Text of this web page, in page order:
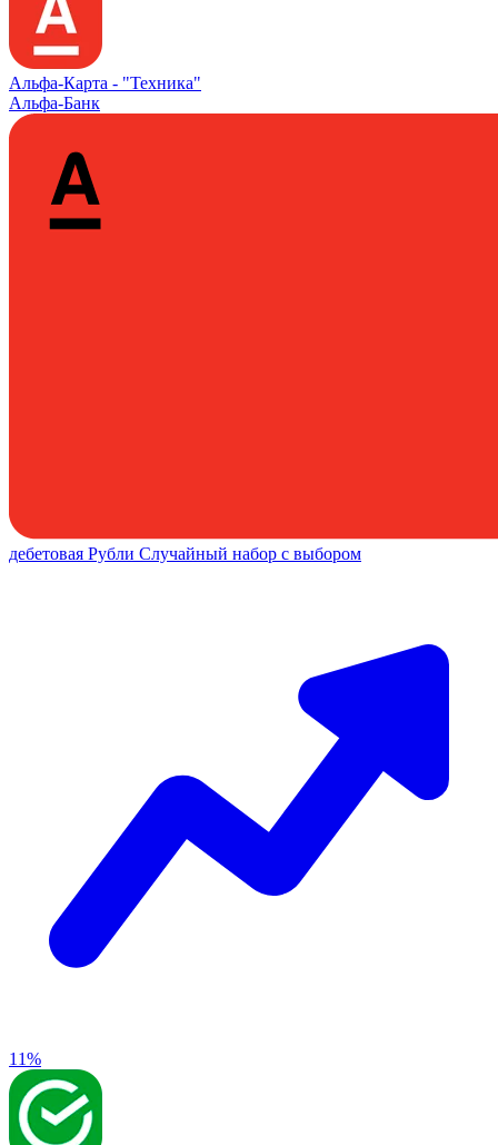
Альфа‑Карта - "Техника"
Альфа-Банк
дебетовая Рубли Случайный набор с выбором
11%